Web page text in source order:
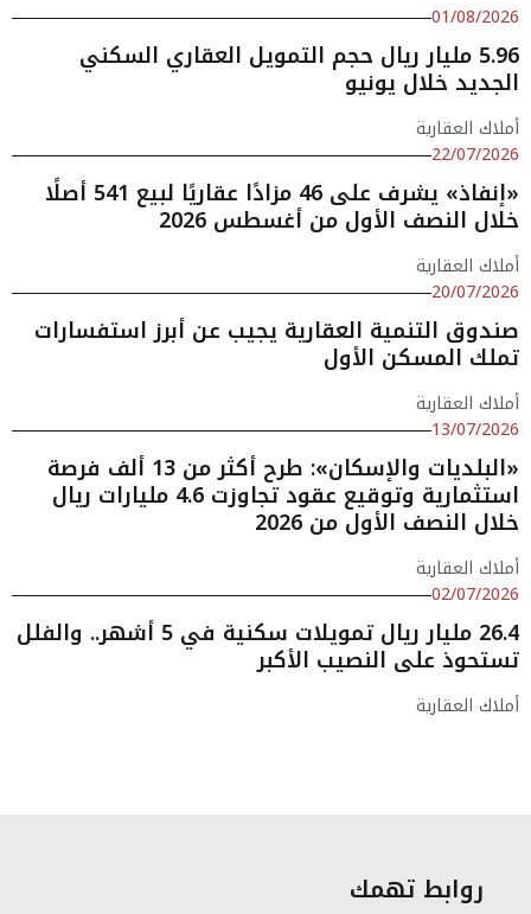
01/08/2026
5.96 مليار ريال حجم التمويل العقاري السكني
الجديد خلال يونيو
أملاك العقارية
22/07/2026
«إنفاذ» يشرف على 46 مزادًا عقاريًا لبيع 541 أصلًا
خلال النصف الأول من أغسطس 2026
أملاك العقارية
20/07/2026
صندوق التنمية العقارية يجيب عن أبرز استفسارات
تملك المسكن الأول
أملاك العقارية
13/07/2026
«البلديات والإسكان»: طرح أكثر من 13 ألف فرصة
استثمارية وتوقيع عقود تجاوزت 4.6 مليارات ريال
خلال النصف الأول من 2026
أملاك العقارية
02/07/2026
26.4 مليار ريال تمويلات سكنية في 5 أشهر.. والفلل
تستحوذ على النصيب الأكبر
أملاك العقارية
روابط تهمك